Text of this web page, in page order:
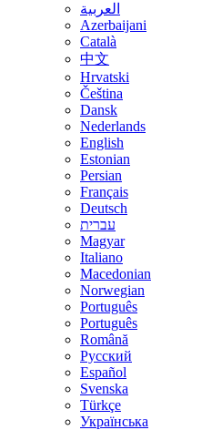
العربية
Azerbaijani
Català
中文
Hrvatski
Čeština
Dansk
Nederlands
English
Estonian
Persian
Français
Deutsch
עברית
Magyar
Italiano
Macedonian
Norwegian
Português
Português
Română
Русский
Español
Svenska
Türkçe
Українська